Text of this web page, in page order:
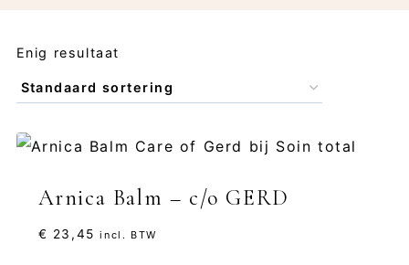
Enig resultaat
Arnica Balm – c/o GERD
€ 23,45 incl. BTW